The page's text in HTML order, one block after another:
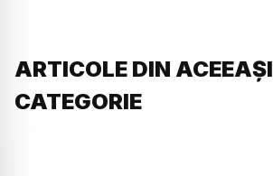
ARTICOLE DIN ACEEAȘI
CATEGORIE